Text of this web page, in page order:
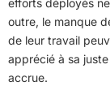
outre, le manque
de leur travail
apprécié à sa
accrue.